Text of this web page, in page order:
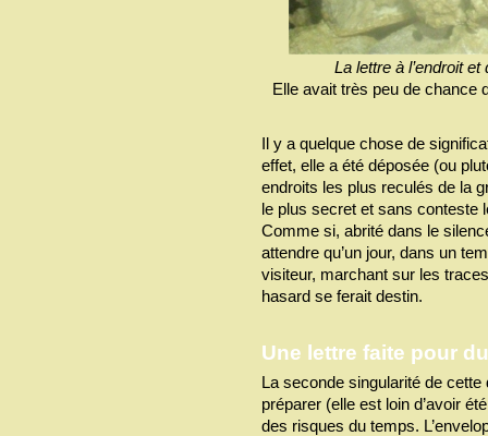
La lettre à l’endroit
Elle avait très peu de chance
Il y a quelque chose de
effet, elle a été déposée (ou
endroits les plus reculés de la
le plus secret et sans conteste
Comme si, abrité dans le
attendre qu’un jour, dans un
visiteur, marchant sur les
hasard se ferait destin.
Une lettre faite pour
La seconde singularité de cette
préparer (elle est loin d’avoir
des risques du temps.